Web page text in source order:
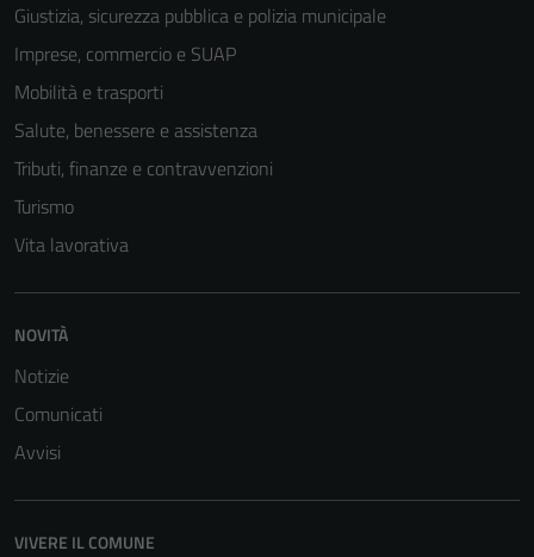
Giustizia, sicurezza pubblica e polizia municipale
Imprese, commercio e SUAP
Mobilità e trasporti
Salute, benessere e assistenza
Tributi, finanze e contravvenzioni
Turismo
Vita lavorativa
NOVITÀ
Notizie
Comunicati
Avvisi
VIVERE IL COMUNE